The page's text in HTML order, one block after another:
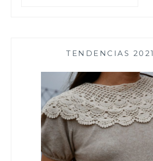
TENDENCIAS 2021